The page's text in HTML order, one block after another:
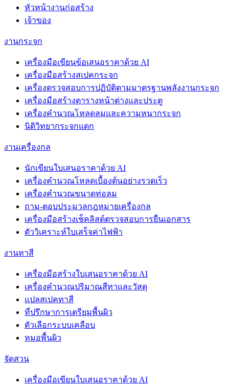
หัวหน้างานก่อสร้าง
เจ้าของ
งานกระจก
เครื่องมือเขียนข้อเสนอราคาด้วย AI
เครื่องมือสร้างสเปคกระจก
เครื่องตรวจสอบการปฏิบัติตามมาตรฐานพลังงานกระจก
เครื่องมือสร้างตารางหน้าต่างและประตู
เครื่องคำนวณโหลดลมและความหนากระจก
นิติวิทยากระจกแตก
งานเครื่องกล
นักเขียนใบเสนอราคาด้วย AI
เครื่องคำนวณโหลดเบื้องต้นอย่างรวดเร็ว
เครื่องคำนวณขนาดท่อลม
ถาม-ตอบประมวลกฎหมายเครื่องกล
เครื่องมือสร้างเช็คลิสต์ตรวจสอบการยื่นเอกสาร
ตัววิเคราะห์ใบเสร็จค่าไฟฟ้า
งานทาสี
เครื่องมือสร้างใบเสนอราคาด้วย AI
เครื่องคำนวณปริมาณสีทาและวัสดุ
แปลสเปคทาสี
ที่ปรึกษาการเตรียมพื้นผิว
ตัวเลือกระบบเคลือบ
หมอพื้นผิว
จัดสวน
เครื่องมือเขียนใบเสนอราคาด้วย AI